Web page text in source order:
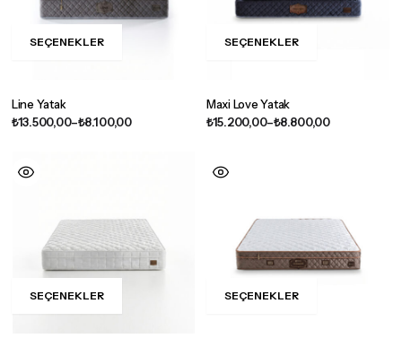
SEÇENEKLER
Line Yatak
₺8.100,00
–
₺13.500,00
SEÇENEKLER
Maxi Love Yatak
₺8.800,00
–
₺15.200,00
SEÇENEKLER SEÇENEKLER